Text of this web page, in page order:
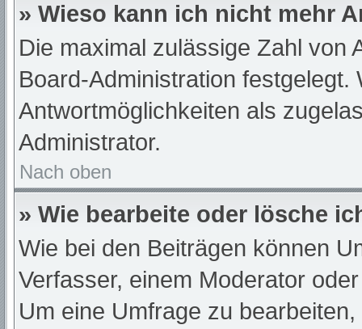
» Wieso kann ich nicht mehr
Die maximal zulässige Zahl von
Board-Administration festgelegt.
Antwortmöglichkeiten als
Administrator.
Nach oben
» Wie bearbeite oder lösche
Wie bei den Beiträgen können
Verfasser, einem Moderator
Um eine Umfrage zu